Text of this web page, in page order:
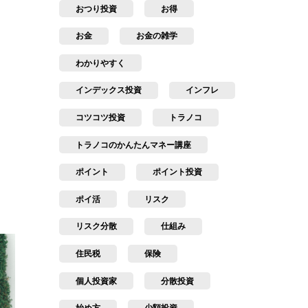
おつり投資 お得
お金 お金の雑学
わかりやすく
インデックス投資 インフレ
コツコツ投資 トラノコ
トラノコのかんたんマネー講座
ポイント ポイント投資
ポイ活 リスク
リスク分散 仕組み
住民税 保険
個人投資家 分散投資